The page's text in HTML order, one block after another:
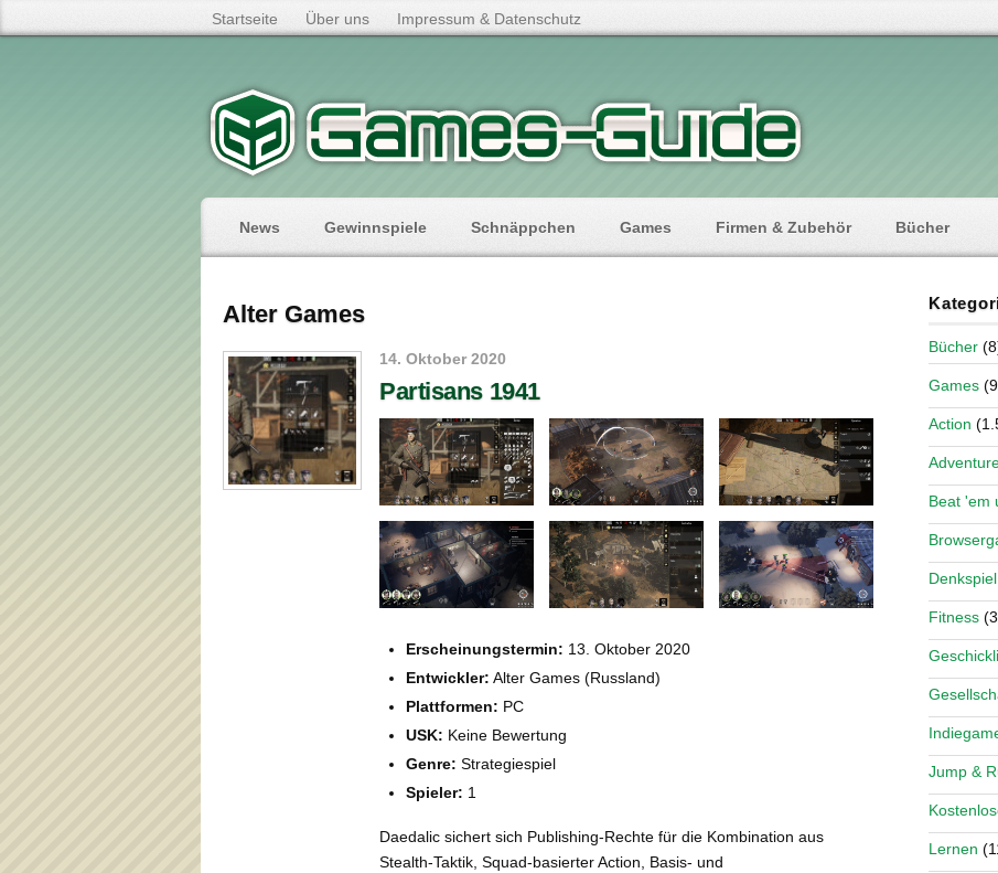
Startseite Über uns Impressum & Datenschutz
News Gewinnspiele Schnäppchen Games Firmen & Zubehör Bücher
Alter Games
14. Oktober 2020
Partisans 1941
Erscheinungstermin: 13. Oktober 2020
Entwickler: Alter Games (Russland)
Plattformen: PC
USK: Keine Bewertung
Genre: Strategiespiel
Spieler: 1
Daedalic sichert sich Publishing-Rechte für die Kombination aus
Stealth-Taktik, Squad-basierter Action, Basis- und
Bücher
Games
Action
Beat 'em
Denkspiel
Fitness
Jump &
Lernen